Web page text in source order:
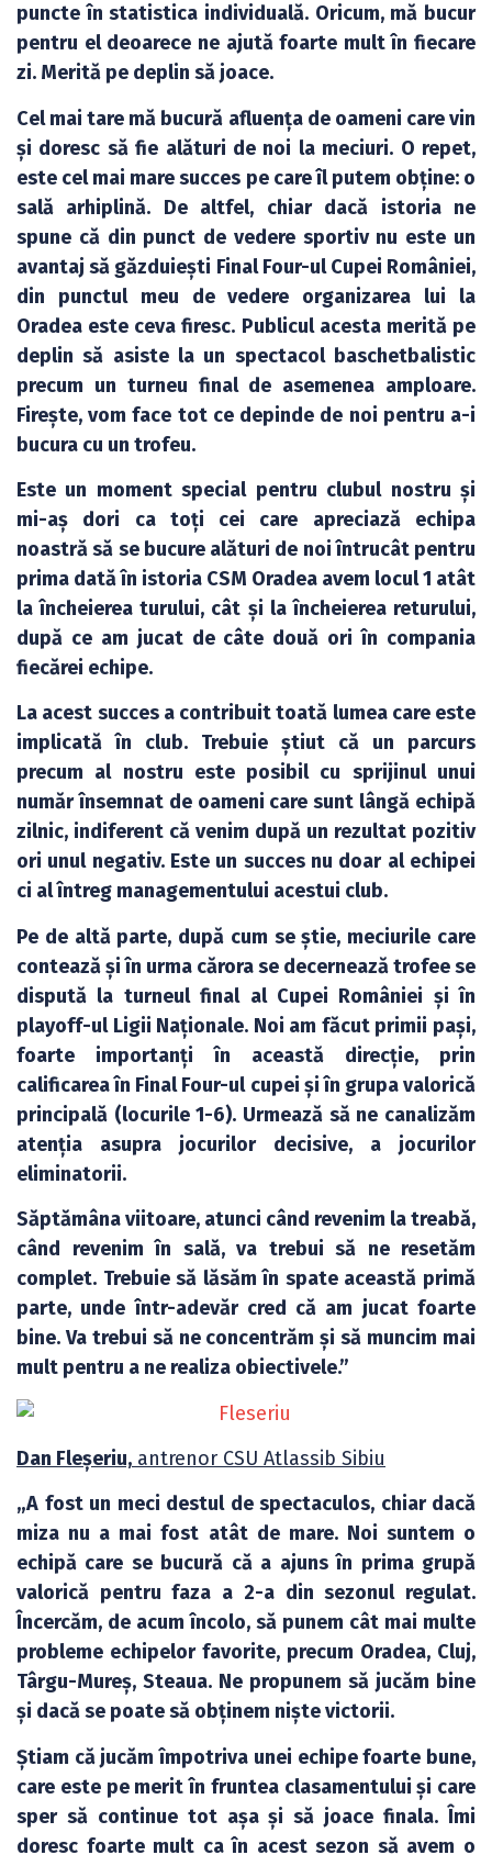
puncte în statistica individuală. Oricum, mă bucur
pentru el deoarece ne ajută foarte mult în fiecare
zi. Merită pe deplin să joace.
Cel mai tare mă bucură afluența de oameni care vin
și doresc să fie alături de noi la meciuri. O repet,
este cel mai mare succes pe care îl putem obține: o
sală arhiplină. De altfel, chiar dacă istoria ne
spune că din punct de vedere sportiv nu este un
avantaj să găzduiești Final Four-ul Cupei României,
din punctul meu de vedere organizarea lui la
Oradea este ceva firesc. Publicul acesta merită pe
deplin să asiste la un spectacol baschetbalistic
precum un turneu final de asemenea amploare.
Firește, vom face tot ce depinde de noi pentru a-i
bucura cu un trofeu.
Este un moment special pentru clubul nostru și
mi-aș dori ca toți cei care apreciază echipa
noastră să se bucure alături de noi întrucât pentru
prima dată în istoria CSM Oradea avem locul 1 atât
la încheierea turului, cât și la încheierea returului,
după ce am jucat de câte două ori în compania
fiecărei echipe.
La acest succes a contribuit toată lumea care este
implicată în club. Trebuie știut că un parcurs
precum al nostru este posibil cu sprijinul unui
număr însemnat de oameni care sunt lângă echipă
zilnic, indiferent că venim după un rezultat pozitiv
ori unul negativ. Este un succes nu doar al echipei
ci al întreg managementului acestui club.
Pe de altă parte, după cum se știe, meciurile care
contează și în urma cărora se decernează trofee se
dispută la turneul final al Cupei României și în
playoff-ul Ligii Naționale. Noi am făcut primii pași,
foarte importanți în această direcție, prin
calificarea în Final Four-ul cupei și în grupa valorică
principală (locurile 1-6). Urmează să ne canalizăm
atenția asupra jocurilor decisive, a jocurilor
eliminatorii.
Săptămâna viitoare, atunci când revenim la treabă,
când revenim în sală, va trebui să ne resetăm
complet. Trebuie să lăsăm în spate această primă
parte, unde într-adevăr cred că am jucat foarte
bine. Va trebui să ne concentrăm și să muncim mai
mult pentru a ne realiza obiectivele.”
Dan Fleșeriu, antrenor CSU Atlassib Sibiu
„A fost un meci destul de spectaculos, chiar dacă
miza nu a mai fost atât de mare. Noi suntem o
echipă care se bucură că a ajuns în prima grupă
valorică pentru faza a 2-a din sezonul regulat.
Încercăm, de acum încolo, să punem cât mai multe
probleme echipelor favorite, precum Oradea, Cluj,
Târgu-Mureș, Steaua. Ne propunem să jucăm bine
și dacă se poate să obținem niște victorii.
Știam că jucăm împotriva unei echipe foarte bune,
care este pe merit în fruntea clasamentului și care
sper să continue tot așa și să joace finala. Îmi
doresc foarte mult ca în acest sezon să avem o